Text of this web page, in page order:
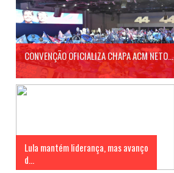
CONVENÇÃO OFICIALIZA CHAPA ACM NETO...
Lula mantém liderança, mas avanço
d...